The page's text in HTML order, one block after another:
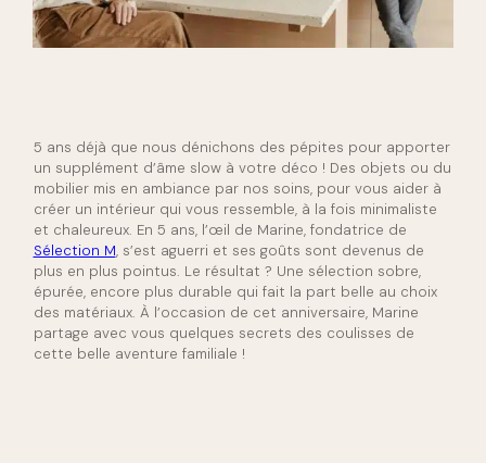
5 ans déjà que nous dénichons des pépites pour apporter
un supplément d’âme slow à votre déco ! Des objets ou du
mobilier mis en ambiance par nos soins, pour vous aider à
créer un intérieur qui vous ressemble, à la fois minimaliste
et chaleureux. En 5 ans, l’œil de Marine, fondatrice de
Sélection M, s’est aguerri et ses goûts sont devenus de
plus en plus pointus. Le résultat ? Une sélection sobre,
épurée, encore plus durable qui fait la part belle au choix
des matériaux. À l’occasion de cet anniversaire, Marine
partage avec vous quelques secrets des coulisses de
cette belle aventure familiale !